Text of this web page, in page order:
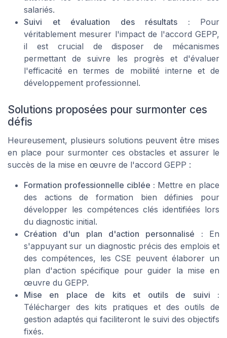
salariés.
Suivi et évaluation des résultats : Pour
véritablement mesurer l'impact de l'accord GEPP,
il est crucial de disposer de mécanismes
permettant de suivre les progrès et d'évaluer
l'efficacité en termes de mobilité interne et de
développement professionnel.
Solutions proposées pour surmonter ces
défis
Heureusement, plusieurs solutions peuvent être mises
en place pour surmonter ces obstacles et assurer le
succès de la mise en œuvre de l'accord GEPP :
Formation professionnelle ciblée : Mettre en place
des actions de formation bien définies pour
développer les compétences clés identifiées lors
du diagnostic initial.
Création d'un plan d'action personnalisé : En
s'appuyant sur un diagnostic précis des emplois et
des compétences, les CSE peuvent élaborer un
plan d'action spécifique pour guider la mise en
œuvre du GEPP.
Mise en place de kits et outils de suivi :
Télécharger des kits pratiques et des outils de
gestion adaptés qui faciliteront le suivi des objectifs
fixés.